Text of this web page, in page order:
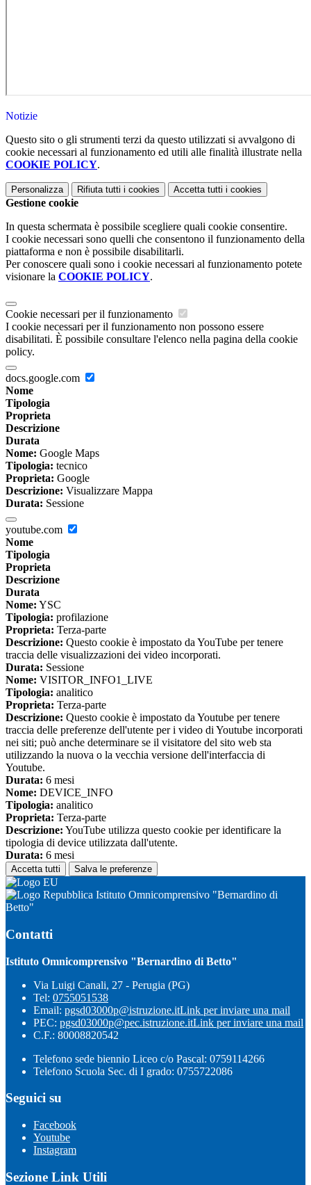
Notizie
Questo sito o gli strumenti terzi da questo utilizzati si avvalgono di
cookie necessari al funzionamento ed utili alle finalità illustrate nella
COOKIE POLICY.
Personalizza Rifiuta tutti i cookies Accetta tutti i cookies
Gestione cookie
In questa schermata è possibile scegliere quali cookie consentire.
I cookie necessari sono quelli che consentono il funzionamento della
piattaforma e non è possibile disabilitarli.
Per conoscere quali sono i cookie necessari al funzionamento potete
visionare la COOKIE POLICY.
Cookie necessari per il funzionamento
I cookie necessari per il funzionamento non possono essere
disabilitati. È possibile consultare l'elenco nella pagina della cookie
policy.
docs.google.com
Nome
Tipologia
Proprieta
Descrizione
Durata
Nome: Google Maps
Tipologia: tecnico
Proprieta: Google
Descrizione: Visualizzare Mappa
Durata: Sessione
youtube.com
Nome
Tipologia
Proprieta
Descrizione
Durata
Nome: YSC
Tipologia: profilazione
Proprieta: Terza-parte
Descrizione: Questo cookie è impostato da YouTube per tenere
traccia delle visualizzazioni dei video incorporati.
Durata: Sessione
Nome: VISITOR_INFO1_LIVE
Tipologia: analitico
Proprieta: Terza-parte
Descrizione: Questo cookie è impostato da Youtube per tenere
traccia delle preferenze dell'utente per i video di Youtube incorporati
nei siti; può anche determinare se il visitatore del sito web sta
utilizzando la nuova o la vecchia versione dell'interfaccia di
Youtube.
Durata: 6 mesi
Nome: DEVICE_INFO
Tipologia: analitico
Proprieta: Terza-parte
Descrizione: YouTube utilizza questo cookie per identificare la
tipologia di device utilizzata dall'utente.
Durata: 6 mesi
Accetta tutti Salva le preferenze
Istituto Omnicomprensivo "Bernardino di
Betto"
Contatti
Istituto Omnicomprensivo "Bernardino di Betto"
Via Luigi Canali, 27 - Perugia (PG)
Tel: 0755051538
Email: pgsd03000p@istruzione.itLink per inviare una mail
PEC: pgsd03000p@pec.istruzione.itLink per inviare una mail
C.F.: 80008820542
Telefono sede biennio Liceo c/o Pascal: 0759114266
Telefono Scuola Sec. di I grado: 0755722086
Seguici su
Facebook
Youtube
Instagram
Sezione Link Utili